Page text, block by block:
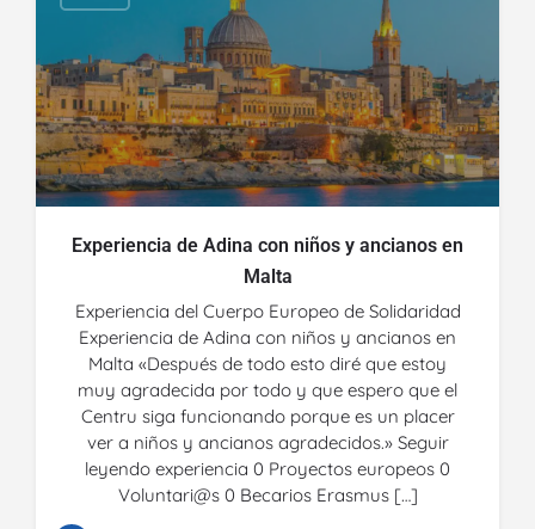
Experiencia de Adina con niños y ancianos en
Malta
Experiencia del Cuerpo Europeo de Solidaridad
Experiencia de Adina con niños y ancianos en
Malta «Después de todo esto diré que estoy
muy agradecida por todo y que espero que el
Centru siga funcionando porque es un placer
ver a niños y ancianos agradecidos.» Seguir
leyendo experiencia 0 Proyectos europeos 0
Voluntari@s 0 Becarios Erasmus […]